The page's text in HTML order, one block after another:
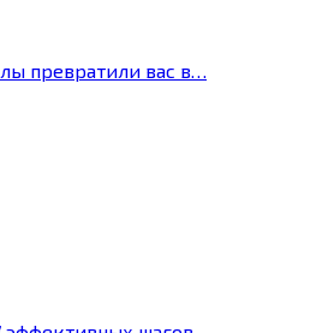
превратили вас в…